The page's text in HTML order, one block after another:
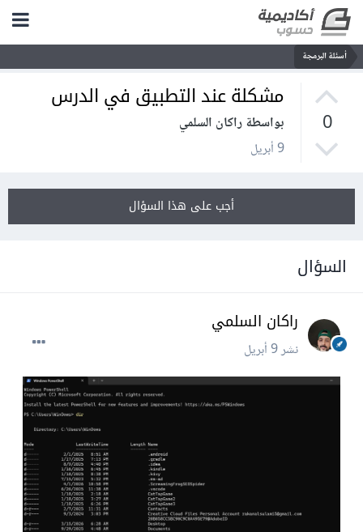
أسئلة البرمجة
0
مشكلة عند التطبيق في الدرس
بواسطة راكان السلمي
9 أبريل
أجب على هذا السؤال
السؤال
راكان السلمي
نشر9 أبريل